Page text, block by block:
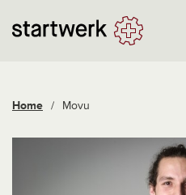
Home / Movu